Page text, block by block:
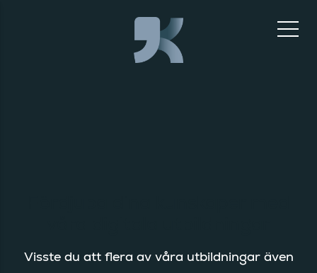
Visste du att flera av våra utbildningar även